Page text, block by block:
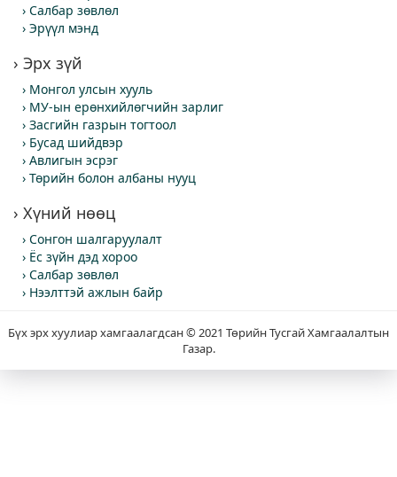
Салбар зөвлөл
Эрүүл мэнд
Эрх зүй
Монгол улсын хууль
МУ-ын ерөнхийлөгчийн зарлиг
Засгийн газрын тогтоол
Бусад шийдвэр
Авлигын эсрэг
Төрийн болон албаны нууц
Хүний нөөц
Сонгон шалгаруулалт
Ёс зүйн дэд хороо
Салбар зөвлөл
Нээлттэй ажлын байр
Бүх эрх хуулиар хамгаалагдсан © 2021 Төрийн Тусгай Хамгаалалтын
Газар.